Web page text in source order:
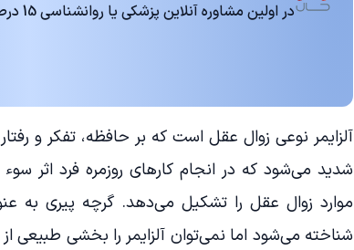
در اولین مشاوره آنلاین پزشکی یا روانشناسی 15 درصد تخفیف بگیر
آلزایمر نوعی زوال عقل است که بر حافظه، تفکر و
موارد زوال عقل را تشکیل می‌دهد. گرچه پیری به